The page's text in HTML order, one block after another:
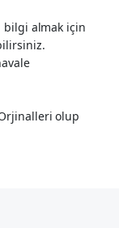
bilgi almak için
olup